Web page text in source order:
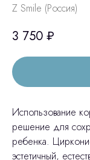
Z Smile (Россия)
3 750 ₽
Использование
решение для
ребенка.
эстетичный,